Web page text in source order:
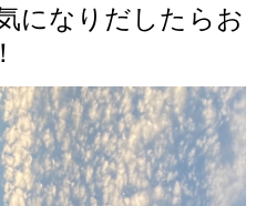
になりだしたらお